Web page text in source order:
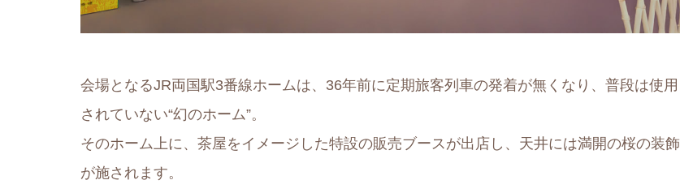
会場となるJR両国駅3番線ホームは、36年前に定期旅客列車の発着が無くなり、普段は使用
されていない“幻のホーム”。
そのホーム上に、茶屋をイメージした特設の販売ブースが出店し、天井には満開の桜の装飾
が施されます。